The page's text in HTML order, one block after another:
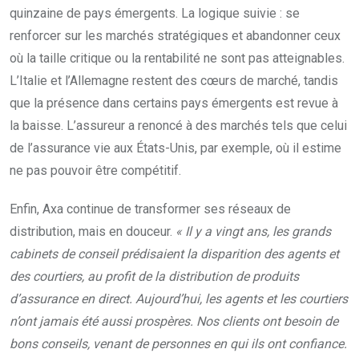
quinzaine de pays émergents. La logique suivie : se
renforcer sur les marchés stratégiques et abandonner ceux
où la taille critique ou la rentabilité ne sont pas atteignables.
L’Italie et l’Allemagne restent des cœurs de marché, tandis
que la présence dans certains pays émergents est revue à
la baisse. L’assureur a renoncé à des marchés tels que celui
de l’assurance vie aux États-Unis, par exemple, où il estime
ne pas pouvoir être compétitif.
Enfin, Axa continue de transformer ses réseaux de
distribution, mais en douceur. « Il y a vingt ans, les grands
cabinets de conseil prédisaient la disparition des agents et
des courtiers, au profit de la distribution de produits
d’assurance en direct. Aujourd’hui, les agents et les courtiers
n’ont jamais été aussi prospères. Nos clients ont besoin de
bons conseils, venant de personnes en qui ils ont confiance.